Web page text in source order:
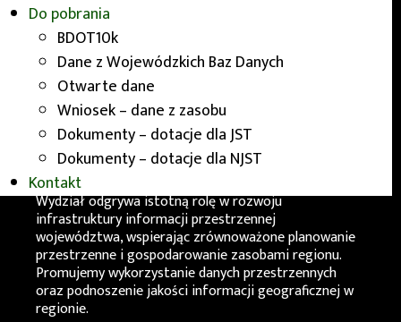
Do pobrania
BDOT10k
Dane z Wojewódzkich Baz Danych
Otwarte dane
Wniosek – dane z zasobu
Dokumenty – dotacje dla JST
Dokumenty – dotacje dla NJST
Kontakt
Wydział Geodezji i Kartografii Urzędu
Marszałkowskiego Województwa Dolnośląskiego
realizuje zadania związane z opracowywaniem,
gromadzeniem i udostępnianiem danych
przestrzennych dla obszaru Dolnego Śląska. Nasza
siedziba mieści się przy ul. Dobrzyńskiej 21/23 we
Wrocławiu.
DziałaniaWGiK mają na celu zapewnienie rzetelnych i
aktualnych informacji przestrzennych, które
wspomagają działania administracji samorządowej.
Wydział odgrywa istotną rolę w rozwoju
infrastruktury informacji przestrzennej
województwa, wspierając zrównoważone planowanie
przestrzenne i gospodarowanie zasobami regionu.
Promujemy wykorzystanie danych przestrzennych
oraz podnoszenie jakości informacji geograficznej w
regionie.